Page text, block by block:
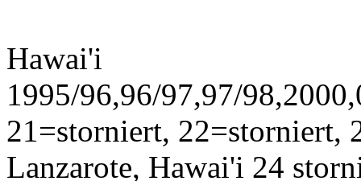
Hawai'i
1995/96,96/97,97/
21=storniert, 22=storniert,
Lanzarote, Hawai'i 24